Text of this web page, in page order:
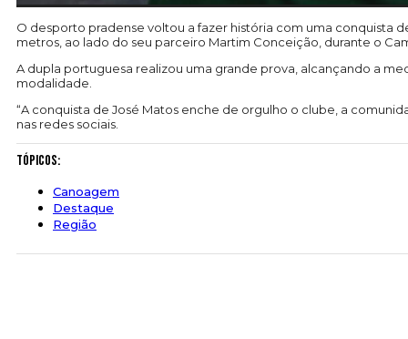
O desporto pradense voltou a fazer história com uma conquista
metros, ao lado do seu parceiro Martim Conceição, durante o
A dupla portuguesa realizou uma grande prova, alcançando a
modalidade.
“A conquista de José Matos enche de orgulho o clube, a
nas redes sociais.
Tópicos:
Canoagem
Destaque
Região